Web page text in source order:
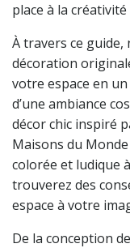
place à la
À travers ce guide,
décoration
votre espace en un
d’une ambiance
décor chic inspiré
Maisons du
colorée et ludique
trouverez des
espace à votre
De la conception